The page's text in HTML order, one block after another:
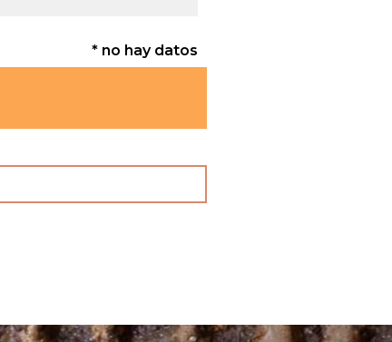
* no hay datos